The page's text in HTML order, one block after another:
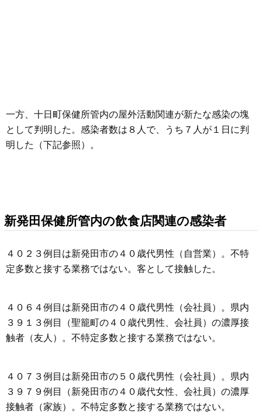
一方、十日町保健所管内の屋外活動関連が新たな感染の塊
として判明した。感染者数は８人で、うち７人が１日に判
明した（下記参照）。
新発田保健所管内の飲食店関連の感染者
４０２３例目は新発田市の４０歳代男性（自営業）。不特
定多数と接する業務ではない。客として接触した。
４０６４例目は新発田市の４０歳代男性（会社員）。県内
３９１３例目（聖籠町の４０歳代男性、会社員）の濃厚接
触者（友人）。不特定多数と接する業務ではない。
４０７３例目は新発田市の５０歳代男性（会社員）。県内
３９７９例目（新発田市の４０歳代女性、会社員）の濃厚
接触者（家族）。不特定多数と接する業務ではない。